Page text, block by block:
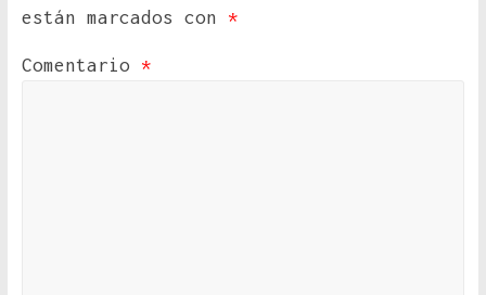
están marcados con *
Comentario *